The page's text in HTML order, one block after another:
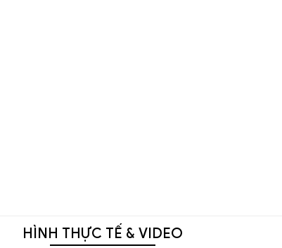
HÌNH THỰC TẾ & VIDEO